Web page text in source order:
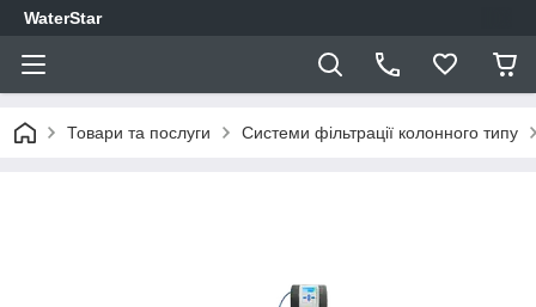
WaterStar
Товари та послуги Системи фільтрації колонного типу